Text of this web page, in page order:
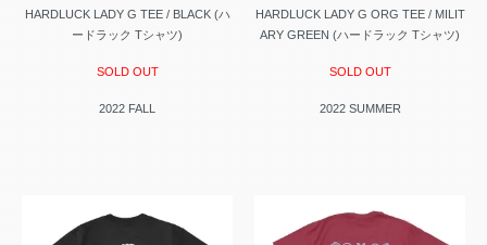
HARDLUCK LADY G TEE / BLACK (ハ
ードラック Tシャツ)
SOLD OUT
2022 FALL
HARDLUCK LADY G ORG TEE / MILIT
ARY GREEN (ハードラック Tシャツ)
SOLD OUT
2022 SUMMER